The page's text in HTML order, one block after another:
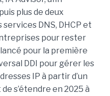
plus de deux
DNS, DHCP et
pour rester
pour la première
DDI pour gérer les
IP à partir d’un
s’étendre en 2025 à